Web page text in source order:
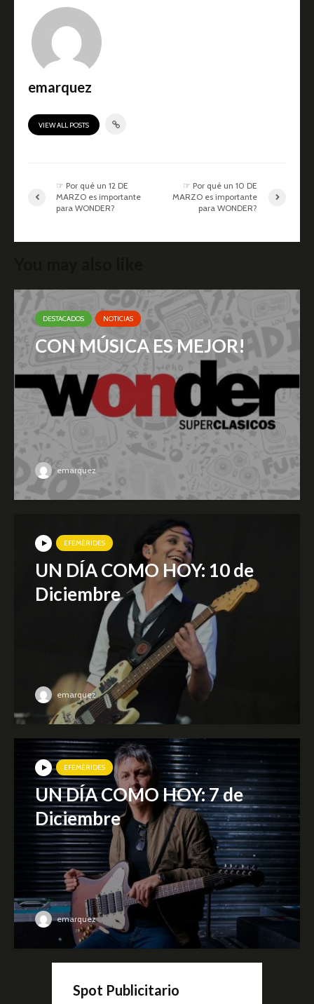
emarquez
VIEW ALL POSTS
☞ Por qué un 12 DE
MARZO es importante
para WONDER?
☞ Por qué un 10 DE
MARZO es importante
para WONDER?
DESTACADOS NOTICIAS
CON MÚSICA ES MEJOR!
emarquez
EFEMÉRIDES
UN DÍA COMO HOY: 10 de
Diciembre
emarquez
EFEMÉRIDES
UN DÍA COMO HOY: 7 de
Diciembre
emarquez
Spot Publicitario